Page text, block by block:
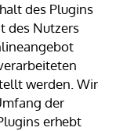
des Plugins
des Nutzers
werden. Wir
der
erhebt